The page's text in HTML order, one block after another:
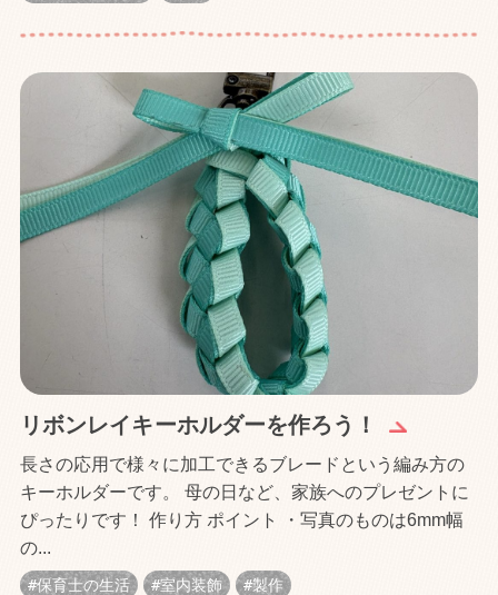
リボンレイキーホルダーを作ろう！
長さの応用で様々に加工できるブレードという編み方の
キーホルダーです。 母の日など、家族へのプレゼントに
ぴったりです！ 作り方 ポイント ・写真のものは6mm幅
の...
保育士の生活 室内装飾 製作